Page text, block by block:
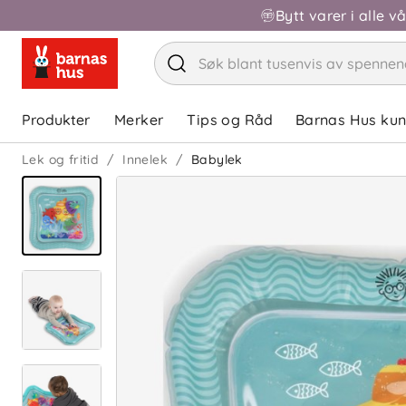
Bytt varer i alle
Produkter Merker Tips og Råd Barnas Hus
Lek og fritid Innelek Babylek